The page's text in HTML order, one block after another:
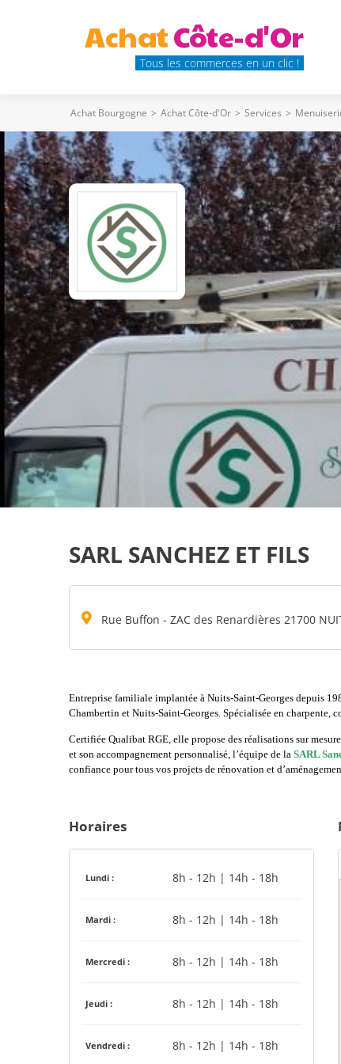
AchatCôte-d'Or
Tous les commerces en un clic !
Achat Bourgogne > Achat Côte-d'Or > Services >
SARL SANCHEZ ET FILS
Rue Buffon - ZAC des Renardières 21700
Entreprise familiale implantée à Nuits-Saint-Georges depuis
Chambertin et Nuits-Saint-Georges. Spécialisée en charpente,
Certifiée Qualibat RGE, elle propose des réalisations sur
et son accompagnement personnalisé, l’équipe de la SARL
confiance pour tous vos projets de rénovation et
Horaires
Lundi : 8h - 12h | 14h - 18h
Mardi : 8h - 12h | 14h - 18h
Mercredi : 8h - 12h | 14h - 18h
Jeudi : 8h - 12h | 14h - 18h
Vendredi : 8h - 12h | 14h - 18h